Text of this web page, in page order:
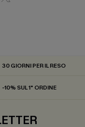
30 GIORNI PER IL RESO
-10% SUL 1° ORDINE